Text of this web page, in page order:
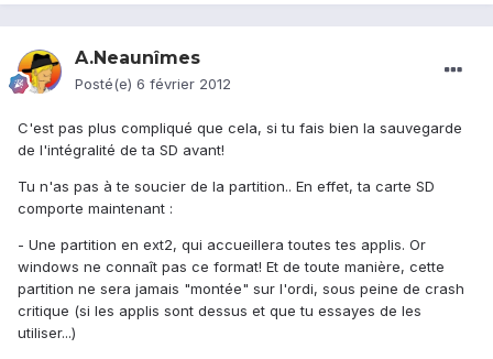
A.Neaunîmes
Posté(e) 6 février 2012
C'est pas plus compliqué que cela, si tu fais bien la sauvegarde
de l'intégralité de ta SD avant!
Tu n'as pas à te soucier de la partition.. En effet, ta carte SD
comporte maintenant :
- Une partition en ext2, qui accueillera toutes tes applis. Or
windows ne connaît pas ce format! Et de toute manière, cette
partition ne sera jamais "montée" sur l'ordi, sous peine de crash
critique (si les applis sont dessus et que tu essayes de les
utiliser...)